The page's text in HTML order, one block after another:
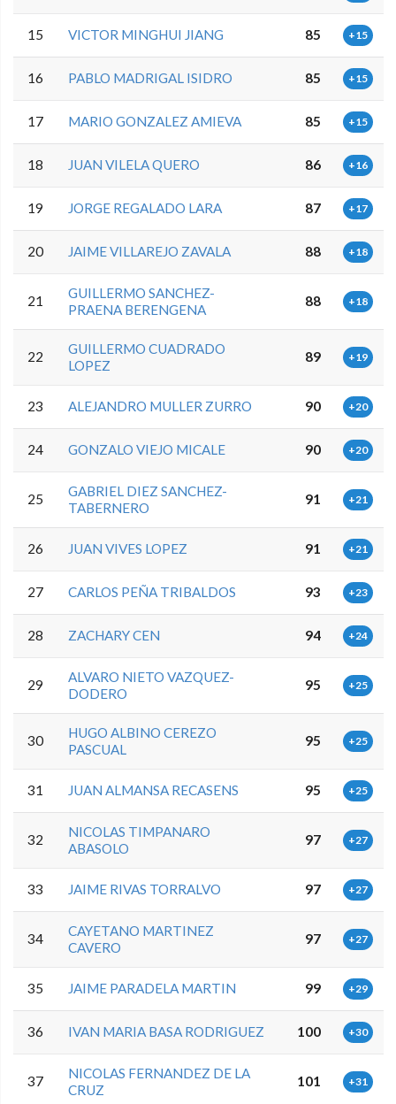
15 VICTOR MINGHUI JIANG 85 +15
16 PABLO MADRIGAL ISIDRO 85 +15
17 MARIO GONZALEZ AMIEVA 85 +15
18 JUAN VILELA QUERO 86 +16
19 JORGE REGALADO LARA 87 +17
20 JAIME VILLAREJO ZAVALA 88 +18
21
GUILLERMO SANCHEZ-
PRAENA BERENGENA
88 +18
22
GUILLERMO CUADRADO
LOPEZ
89 +19
23 ALEJANDRO MULLER ZURRO 90 +20
24 GONZALO VIEJO MICALE 90 +20
25
GABRIEL DIEZ SANCHEZ-
TABERNERO
91 +21
26 JUAN VIVES LOPEZ 91 +21
27 CARLOS PEÑA TRIBALDOS 93 +23
28 ZACHARY CEN 94 +24
29
ALVARO NIETO VAZQUEZ-
DODERO
95 +25
30
HUGO ALBINO CEREZO
PASCUAL
95 +25
31 JUAN ALMANSA RECASENS 95 +25
32
NICOLAS TIMPANARO
ABASOLO
97 +27
33 JAIME RIVAS TORRALVO 97 +27
34
CAYETANO MARTINEZ
CAVERO
97 +27
35 JAIME PARADELA MARTIN 99 +29
36 IVAN MARIA BASA RODRIGUEZ 100 +30
37
NICOLAS FERNANDEZ DE LA
CRUZ
101 +31